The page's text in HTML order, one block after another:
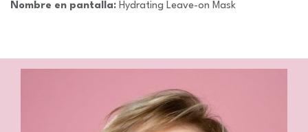
Nombre en pantalla: Hydrating Leave-on Mask